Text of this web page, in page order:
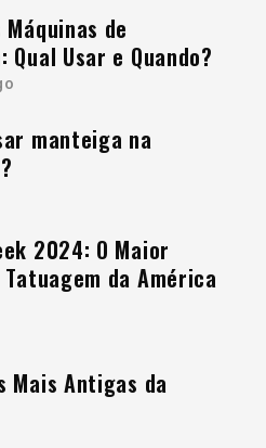
de
Qual Usar e Quando?
manteiga na
2024: O Maior
da América
Mais Antigas da